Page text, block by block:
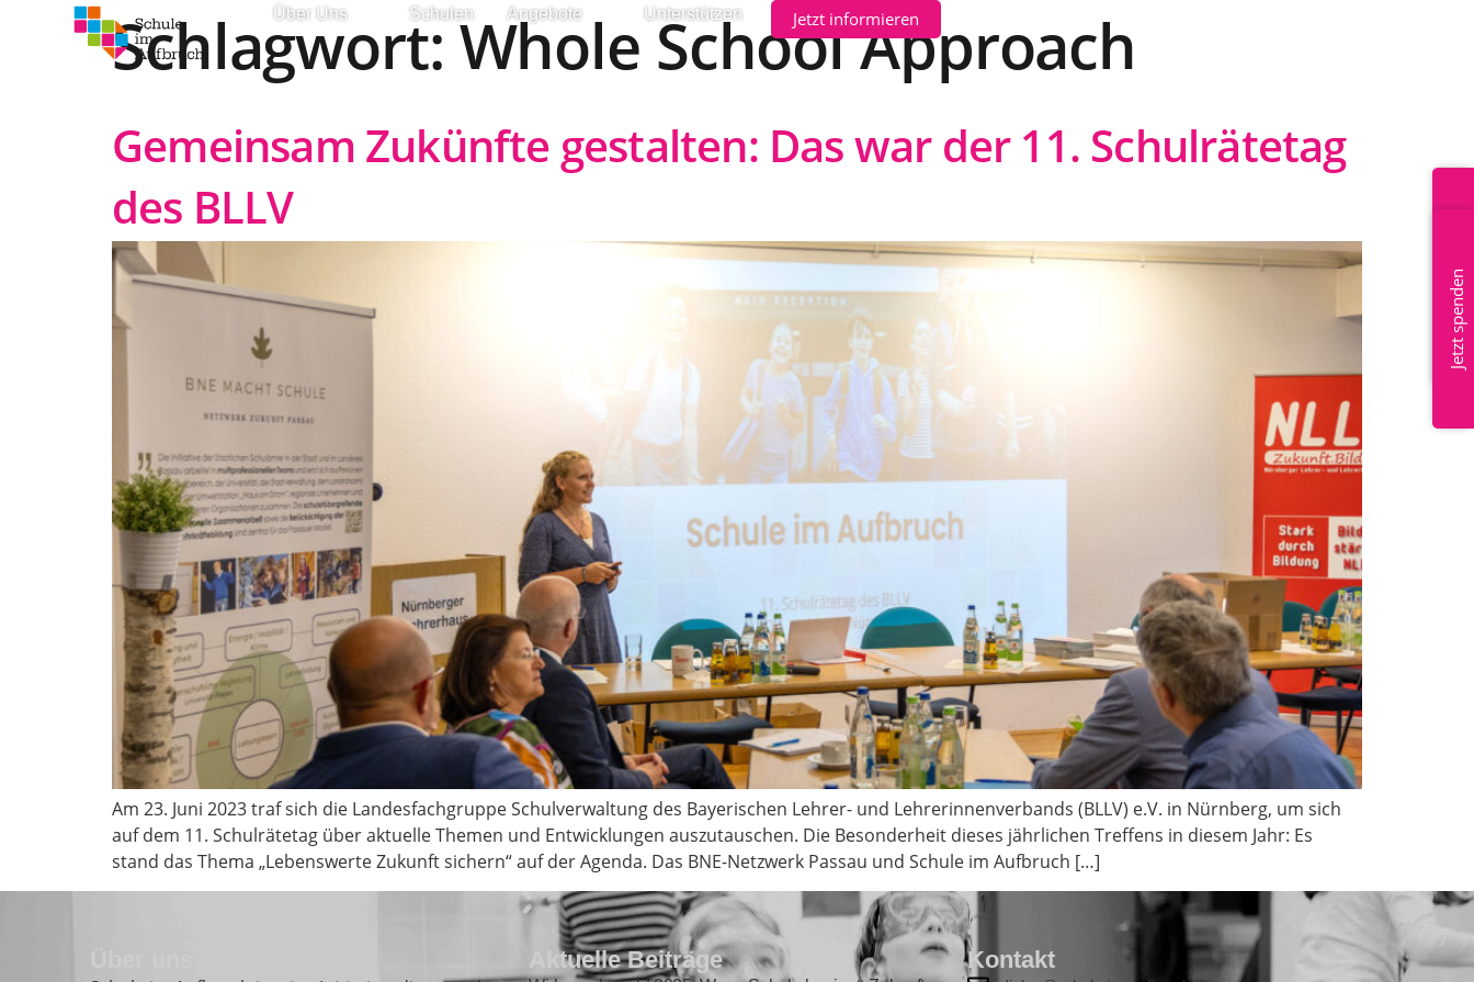
Über Uns Schulen Angebote Unterstützen Jetzt informieren
Mitglied werden
Jetzt spenden
Schlagwort:Whole School Approach
Gemeinsam Zukünfte gestalten: Das war der 11. Schulrätetag
des BLLV
Am 23. Juni 2023 traf sich die Landesfachgruppe Schulverwaltung des Bayerischen Lehrer- und Lehrerinnenverbands (BLLV) e.V. in Nürnberg, um sich
auf dem 11. Schulrätetag über aktuelle Themen und Entwicklungen auszutauschen. Die Besonderheit dieses jährlichen Treffens in diesem Jahr: Es
stand das Thema „Lebenswerte Zukunft sichern“ auf der Agenda. Das BNE-Netzwerk Passau und Schule im Aufbruch […]
Aktuelle Beiträge Kontakt